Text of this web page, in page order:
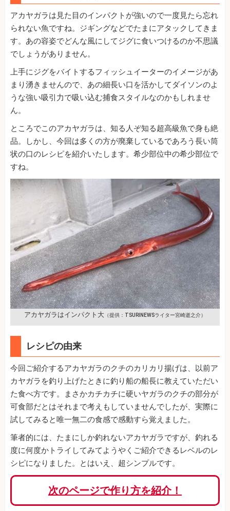
アカヤガラは見た目のインパクトが強いので一度見たら忘れ
られない魚ですね。ジギングなどでたまにアタックしてきま
す。あの容姿でどんな風にしてジグに食いつけるのか不思議
でしょうがありません。
上手にジグをバイトするフィッシュイーターのイメージがあ
まり湧きませんので、あの細長い口を活かしてダイソンのよ
うな強い吸引力で吸い込む捕食スタイルなのかもしれませ
ん。
ところでこのアカヤガラは、知る人ぞ知る超高級魚で身も絶
品。しかし、今回は多くの方が廃棄しているであろう長い筒
状の口のレシピを紹介いたします。希少部位中の希少部位で
すね。
アカヤガラはインパクト大 （提供：TSURINEWSライター宮崎逝之介）
レシピの由来
今回ご紹介するアカヤガラのクチのカリカリ揚げは、以前ア
カヤガラを釣り上げたときに釣り船の船長に教えていただい
た食べ方です。まさかカチカチに硬いヤガラのクチの部分が
可食部だとはそれまで考えもしていませんでしたが、実際に
試してみると唯一無二の食感で感動すら覚えました。
筆者的には、たまにしか釣れないアカヤガラですが、釣れる
度に何度かトライしてみてようやくご紹介できるレベルのレ
シピになりました。とはいえ、超シンプルです。
次のページで作り方を紹介！